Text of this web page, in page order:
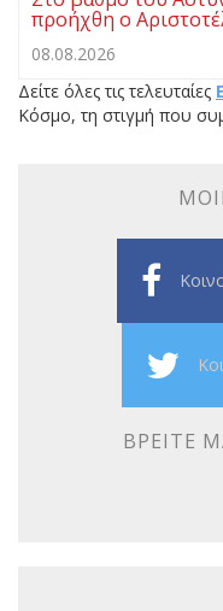
προήχθη ο
08.08.2026
Δείτε όλες τις τελευταίες
Κόσμο, τη στιγμή που
ΒΡΕΊΤΕ